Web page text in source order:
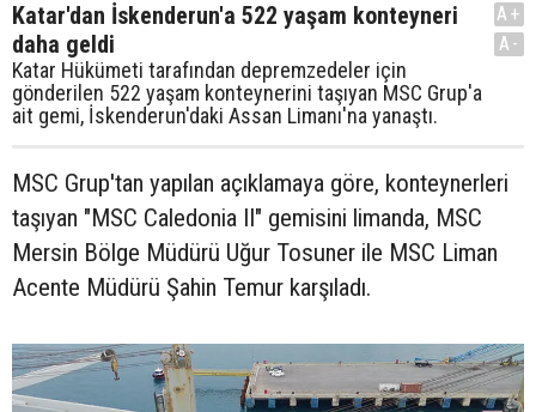
Katar'dan İskenderun'a 522 yaşam konteyneri
daha geldi
Katar Hükümeti tarafından depremzedeler için
gönderilen 522 yaşam konteynerini taşıyan MSC Grup'a
ait gemi, İskenderun'daki Assan Limanı'na yanaştı.
A+
A-
MSC Grup'tan yapılan açıklamaya göre, konteynerleri
taşıyan "MSC Caledonia II" gemisini limanda, MSC
Mersin Bölge Müdürü Uğur Tosuner ile MSC Liman
Acente Müdürü Şahin Temur karşıladı.